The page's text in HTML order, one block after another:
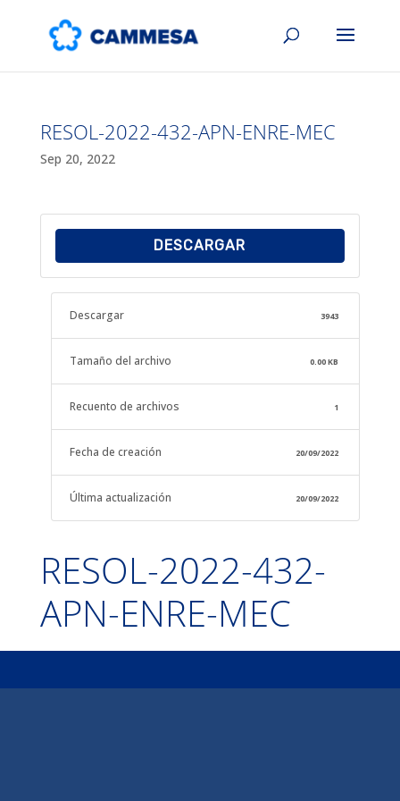
RESOL-2022-432-APN-ENRE-MEC
Sep 20, 2022
DESCARGAR
Descargar 3943
Tamaño del archivo 0.00 KB
Recuento de archivos 1
Fecha de creación 20/09/2022
Última actualización 20/09/2022
RESOL-2022-432-
APN-ENRE-MEC